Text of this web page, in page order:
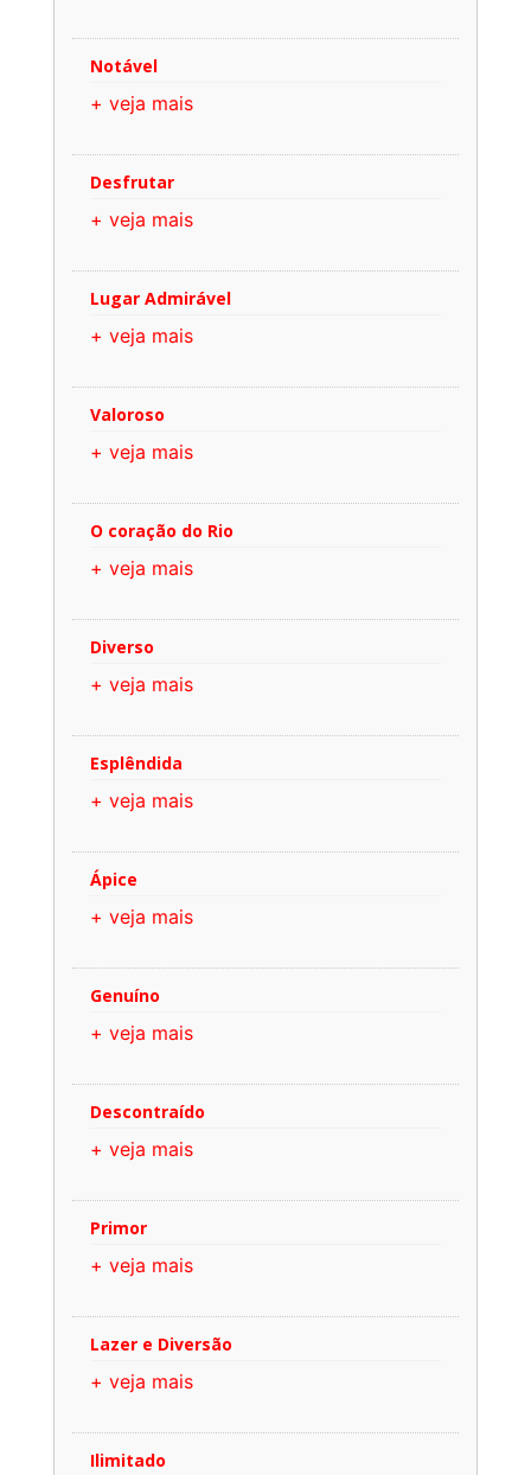
Notável
+ veja mais
Desfrutar
+ veja mais
Lugar Admirável
+ veja mais
Valoroso
+ veja mais
O coração do Rio
+ veja mais
Diverso
+ veja mais
Esplêndida
+ veja mais
Ápice
+ veja mais
Genuíno
+ veja mais
Descontraído
+ veja mais
Primor
+ veja mais
Lazer e Diversão
+ veja mais
Ilimitado